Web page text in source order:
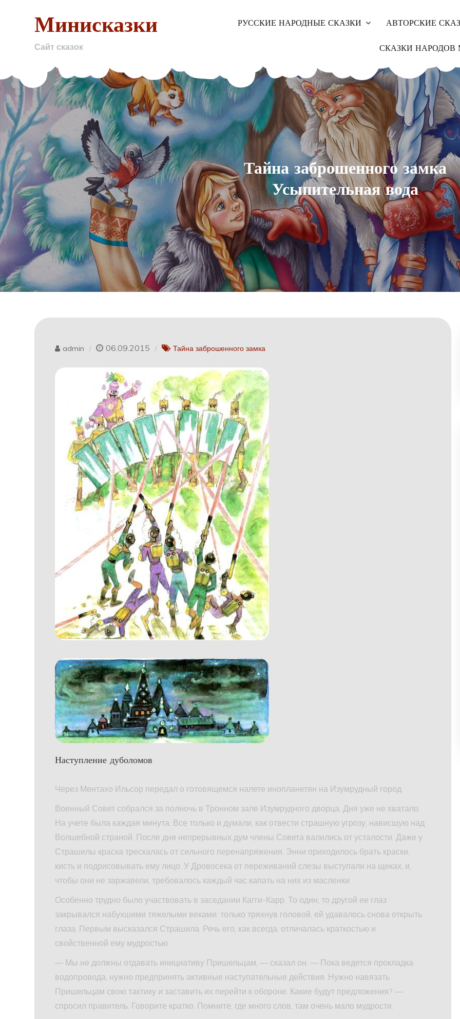
Минисказки
Сайт сказок
РУССКИЕ НАРОДНЫЕ СКАЗКИ АВТОРСКИЕ
СКАЗКИ НАРОДОВ
Тайна заброшенного замка
Усыпительная вода
admin 06.09.2015 Тайна заброшенного замка
Наступление дуболомов
Через Ментахо Ильсор передал о готовящемся налете инопланетян на Изумрудный город.
Военный Совет собрался за полночь в Тронном зале Изумрудного дворца. Дня уже не хватало.
На учете была каждая минута. Все только и думали, как отвести страшную угрозу, нависшую над
Волшебной страной. После дня непрерывных дум члены Совета валились от усталости. Даже у
Страшилы краска трескалась от сильного перенапряжения. Энни приходилось брать краски,
кисть и подрисовывать ему лицо. У Дровосека от переживаний слезы выступали на щеках, и,
чтобы они не заржавели, требовалось каждый час капать на них из масленки.
Особенно трудно было участвовать в заседании Кагги-Карр. То один, то другой ее глаз
закрывался набухшими тяжелыми веками: только тряхнув головой, ей удавалось снова открыть
глаза. Первым высказался Страшила. Речь его, как всегда, отличалась краткостью и
свойственной ему мудростью.
— Мы не должны отдавать инициативу Пришельцам, — сказал он. — Пока ведется прокладка
водопровода, нужно предпринять активные наступательные действия. Нужно навязать
Пришельцам свою тактику и заставить их перейти к обороне. Какие будут предложения? —
спросил правитель. Говорите кратко. Помните, где много слов, там очень мало мудрости.